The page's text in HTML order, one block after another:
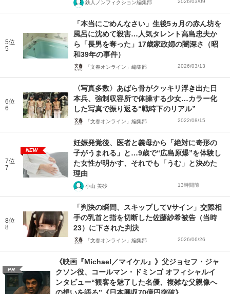
鉄人ノンフィクション編集部 2026/03/09
5位
5
「本当にごめんなさい」生後5ヵ月の赤ん坊を
風呂に沈めて殺害…人気タレント高島忠夫か
ら「長男を奪った」17歳家政婦の闇深さ（昭
和39年の事件）
「文春オンライン」編集部 2026/03/13
6位
6
〈写真多数〉あばら骨がクッキリ浮き出た日
本兵、強制収容所で体操する少女…カラー化
した写真で振り返る“戦時下のリアル”
「文春オンライン」編集部 2022/08/15
7位
7
NEW
妊娠発覚後、医者と義母から「絶対に奇形の
子がうまれる」と…9歳で“広島原爆”を体験し
た女性が明かす、それでも「うむ」と決めた
理由
小山 美砂 13時間前
8位
8
「判決の瞬間、スキップしてVサイン」交際相
手の乳首と指を切断した佐藤紗希被告（当時
23）に下された判決
「文春オンライン」編集部 2026/06/26
PR
《映画『Michael／マイケル』》父ジョセフ・ジャ
クソン役、コールマン・ドミンゴ オフィシャルイ
ンタビュー“観客を魅了した名優、複雑な父親像へ